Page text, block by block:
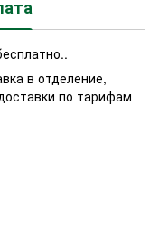
в отделение,
по тарифам